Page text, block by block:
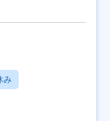
み